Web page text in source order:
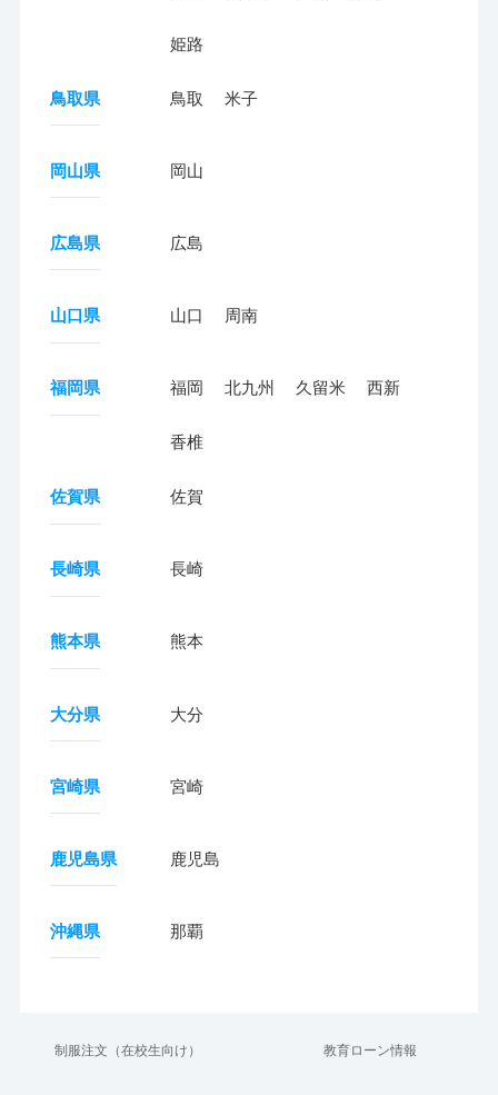
姫路
鳥取県 鳥取 米子
岡山県 岡山
広島県 広島
山口県 山口 周南
福岡県 福岡 北九州 久留米 西新
香椎
佐賀県 佐賀
長崎県 長崎
熊本県 熊本
大分県 大分
宮崎県 宮崎
鹿児島県 鹿児島
沖縄県 那覇
制服注文（在校生向け） 教育ローン情報